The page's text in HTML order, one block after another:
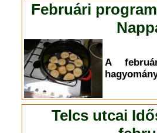
Februári
A
Telcs utcai